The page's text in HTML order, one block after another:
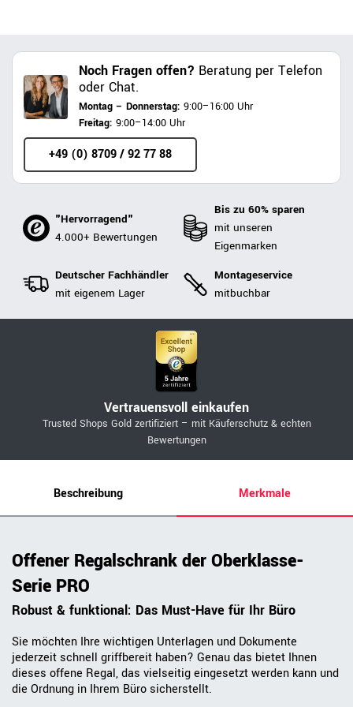
Noch Fragen offen? Beratung per Telefon
oder Chat.
Montag – Donnerstag: 9:00–16:00 Uhr
Freitag: 9:00–14:00 Uhr
+49 (0) 8709 / 92 77 88
"Hervorragend"
4.000+ Bewertungen
Bis zu 60% sparen
mit unseren
Eigenmarken
Deutscher Fachhändler
mit eigenem Lager
Montageservice
mitbuchbar
Vertrauensvoll einkaufen
Trusted Shops Gold zertifiziert – mit Käuferschutz & echten
Bewertungen
Beschreibung Merkmale
Offener Regalschrank der Oberklasse-
Serie PRO
Robust & funktional: Das Must-Have für Ihr Büro
Sie möchten Ihre wichtigen Unterlagen und Dokumente
jederzeit schnell griffbereit haben? Genau das bietet Ihnen
dieses offene Regal, das vielseitig eingesetzt werden kann und
die Ordnung in Ihrem Büro sicherstellt.